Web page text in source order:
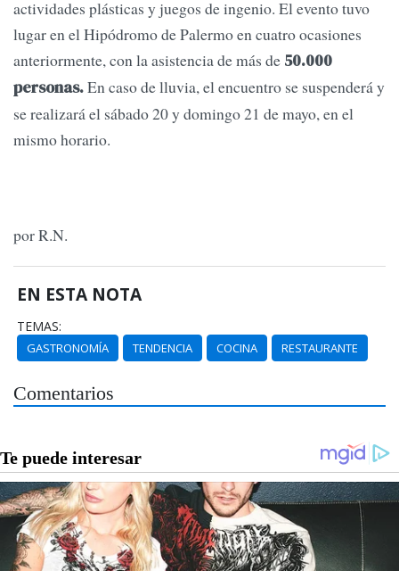
actividades plásticas y juegos de ingenio. El evento tuvo
lugar en el Hipódromo de Palermo en cuatro ocasiones
anteriormente, con la asistencia de más de 50.000
personas.En caso de lluvia, el encuentro se suspenderá y
se realizará el sábado 20 y domingo 21 de mayo, en el
mismo horario.
por R.N.
EN ESTA NOTA
TEMAS:
GASTRONOMÍA TENDENCIA COCINA RESTAURANTE
Comentarios